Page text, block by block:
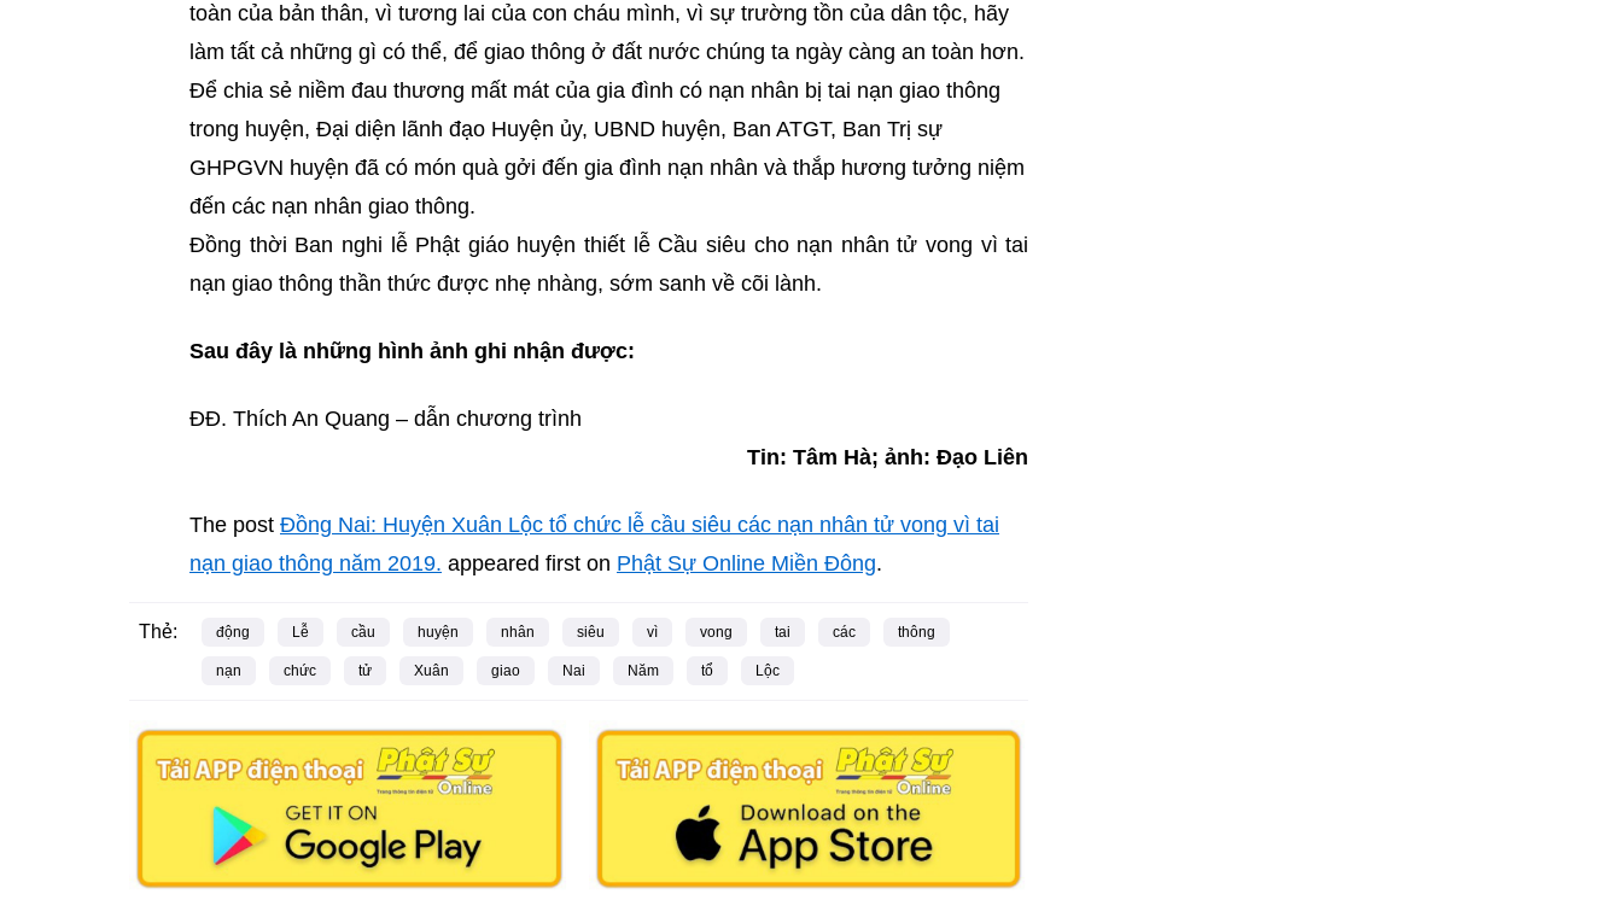
toàn của bản thân, vì tương lai của con cháu mình, vì sự trường tồn của dân tộc, hãy
làm tất cả những gì có thể, để giao thông ở đất nước chúng ta ngày càng an toàn hơn.
Để chia sẻ niềm đau thương mất mát của gia đình có nạn nhân bị tai nạn giao thông
trong huyện, Đại diện lãnh đạo Huyện ủy, UBND huyện, Ban ATGT, Ban Trị sự
GHPGVN huyện đã có món quà gởi đến gia đình nạn nhân và thắp hương tưởng niệm
đến các nạn nhân giao thông.
Đồng thời Ban nghi lễ Phật giáo huyện thiết lễ Cầu siêu cho nạn nhân tử vong vì tai
nạn giao thông thần thức được nhẹ nhàng, sớm sanh về cõi lành.
Sau đây là những hình ảnh ghi nhận được:
ĐĐ. Thích An Quang – dẫn chương trình
Tin: Tâm Hà; ảnh: Đạo Liên
The post Đồng Nai: Huyện Xuân Lộc tổ chức lễ cầu siêu các nạn nhân tử vong vì tai
nạn giao thông năm 2019. appeared first on Phật Sự Online Miền Đông.
Thẻ: động Lễ cầu huyện nhân siêu vì vong tai các thông
nạn chức tử Xuân giao Nai Năm tổ Lộc